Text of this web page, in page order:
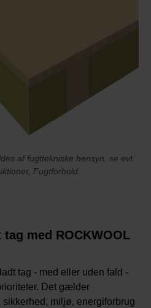
af fugttekniske hensyn, se evt.
Fugtforhold.
med ROCKWOOL
tag - med eller uden fald -
Det gælder
miljø, energiforbrug